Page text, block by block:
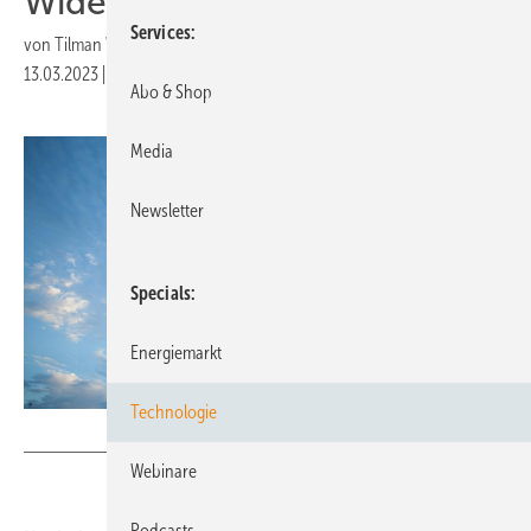
von Tilman Weber
13.03.2023
Services
Abo & Shop
Media
Newsletter
Specials
Energiemarkt
Technologie
Webinare